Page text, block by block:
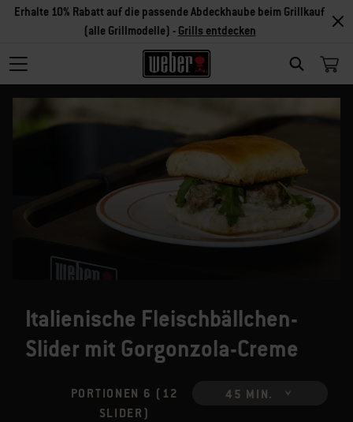
SEARCH
Erhalte 10% Rabatt auf die passende Abdeckhaube beim Grillkauf
(alle Grillmodelle) - Grills entdecken
Italienische Fleischbällchen-
Slider mit Gorgonzola-Creme
PORTIONEN 6 (12
SLIDER)
45 MIN.